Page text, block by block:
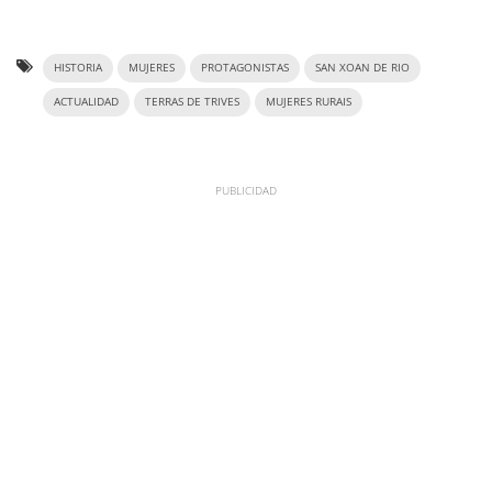
HISTORIA MUJERES PROTAGONISTAS SAN XOAN DE RIO
ACTUALIDAD TERRAS DE TRIVES MUJERES RURAIS